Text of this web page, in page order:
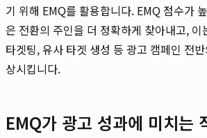
기 위해 EMQ를 활용합니다. EMQ 점수가
은 전환의 주인을 더 정확하게 찾아내고, 이
타겟팅, 유사 타겟 생성 등 광고 캠페인 전
상시킵니다.
EMQ가 광고 성과에 미치는